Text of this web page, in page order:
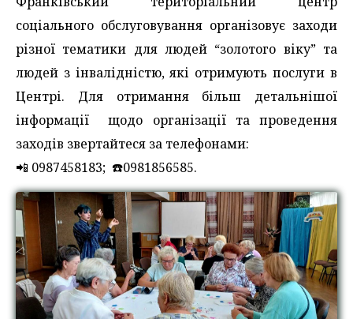
соціального обслуговування організовує заходи
різної тематики для людей “золотого віку” та
людей з інвалідністю, які отримують послуги в
Центрі. Для отримання більш детальнішої
інформації щодо організації та проведення
заходів звертайтеся за телефонами:
📲 0987458183; ☎️0981856585.